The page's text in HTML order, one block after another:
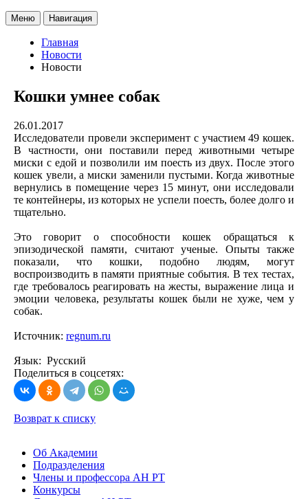
Меню Навигация
Главная
Новости
Новости
Кошки умнее собак
26.01.2017
Исследователи провели эксперимент с участием 49 кошек.
В частности, они поставили перед животными четыре
миски с едой и позволили им поесть из двух. После этого
кошек увели, а миски заменили пустыми. Когда животные
вернулись в помещение через 15 минут, они исследовали
те контейнеры, из которых не успели поесть, более долго и
тщательно.
Это говорит о способности кошек обращаться к
эпизодической памяти, считают ученые. Опыты также
показали, что кошки, подобно людям, могут
воспроизводить в памяти приятные события. В тех тестах,
где требовалось реагировать на жесты, выражение лица и
эмоции человека, результаты кошек были не хуже, чем у
собак.
Источник: regnum.ru
Язык: Русский
Поделиться в соцсетях:
Возврат к списку
Об Академии
Подразделения
Члены и профессора АН РТ
Конкурсы